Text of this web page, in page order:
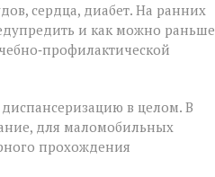
сердца, диабет. На ранних
и как можно раньше
в целом. В
для маломобильных
прохождения